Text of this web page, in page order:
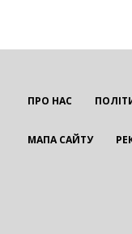
ПРО НАС
МАПА САЙТУ